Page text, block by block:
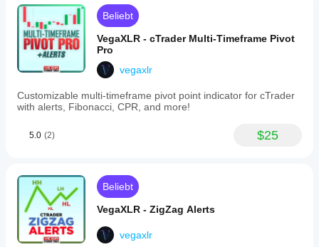
guide
accessible
directly
on
the
chart.
This
is
designed
assist
traders
their
analysis,
staying
ahead
of
market
Beliebt
VegaXLR - cTrader Multi-Timeframe Pivot
Pro
vegaxlr
Customizable multi-timeframe pivot point indicator for cTrader
with alerts, Fibonacci, CPR, and more!
5.0 (2) $25
Beliebt
VegaXLR - ZigZag Alerts
vegaxlr